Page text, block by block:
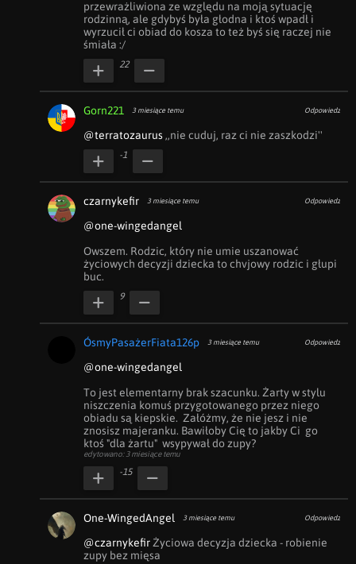
przewrażliwiona ze względu na moją sytuację
rodzinną, ale gdybyś była głodna i ktoś wpadł i
wyrzucił ci obiad do kosza to też byś się raczej nie
śmiała :/
22
Gorn221 3 miesiące temu Odpowiedz
@terratozaurus ,,nie cuduj, raz ci nie zaszkodzi''
-1
czarnykefir 3 miesiące temu Odpowiedz
@one-wingedangel
Owszem. Rodzic, który nie umie uszanować
życiowych decyzji dziecka to chvjowy rodzic i głupi
buc.
9
ÓsmyPasażerFiata126p 3 miesiące temu Odpowiedz
@one-wingedangel
To jest elementarny brak szacunku. Żarty w stylu
niszczenia komuś przygotowanego przez niego
obiadu są kiepskie.  Załóżmy, że nie jesz i nie
znosisz majeranku. Bawiłoby Cię to jakby Ci  go
ktoś "dla żartu"  wsypywał do zupy?
edytowano: 3 miesiące temu
-15
One-WingedAngel 3 miesiące temu Odpowiedz
@czarnykefir Życiowa decyzja dziecka - robienie
zupy bez mięsa